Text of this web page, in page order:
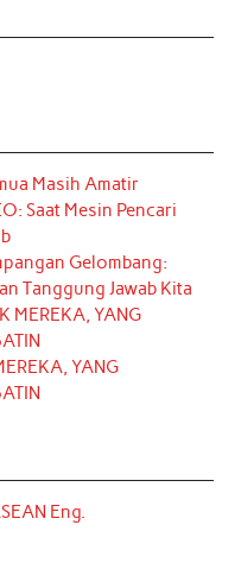
Masih Amatir
Saat Mesin Pencari
Gelombang:
Tanggung Jawab Kita
MEREKA, YANG
YANG
Eng.